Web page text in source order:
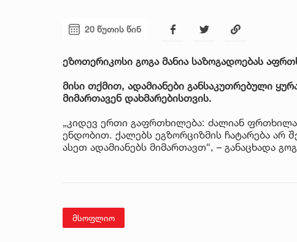
20 წუთის წინ
ეზოთერიკოსი გოგა მანია საზოგადოებას
მისი თქმით, ადამიანები განსაკუთრებული
მიმართავენ დახმარებისთვის.
„კიდევ ერთი გაფრთხილება: ძალიან
ენდობით. ქალებს ეგზორციზმის ჩატარება არ
ასეთ ადამიანებს მიმართავთ“, – განაცხადა
მსოფლიო